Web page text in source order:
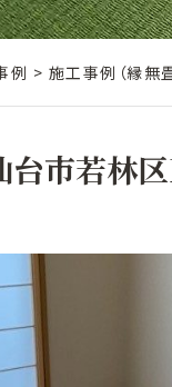
例 > 施工事例（縁無畳
市若林